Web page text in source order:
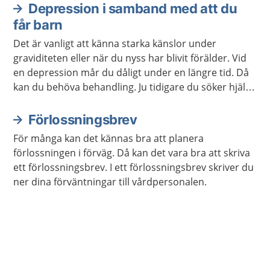
Depression i samband med att du
får barn
Det är vanligt att känna starka känslor under
graviditeten eller när du nyss har blivit förälder. Vid
en depression mår du dåligt under en längre tid. Då
kan du behöva behandling. Ju tidigare du söker hjälp,
Förlossningsbrev
För många kan det kännas bra att planera
förlossningen i förväg. Då kan det vara bra att skriva
ett förlossningsbrev. I ett förlossningsbrev skriver du
ner dina förväntningar till vårdpersonalen.